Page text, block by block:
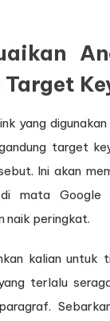
Target
yang
target
Ini akan
mata Google
naik peringkat.
kalian untuk
terlalu